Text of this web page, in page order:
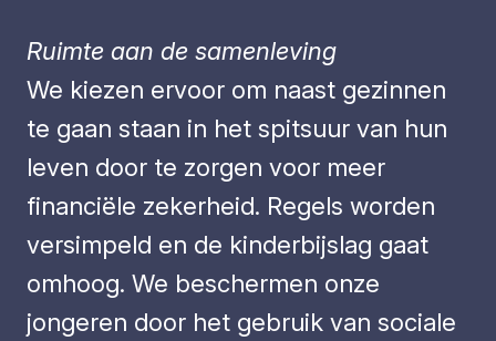
Ruimte aan de samenleving
We kiezen ervoor om naast gezinnen
te gaan staan in het spitsuur van hun
leven door te zorgen voor meer
financiële zekerheid. Regels worden
versimpeld en de kinderbijslag gaat
omhoog. We beschermen onze
jongeren door het gebruik van sociale